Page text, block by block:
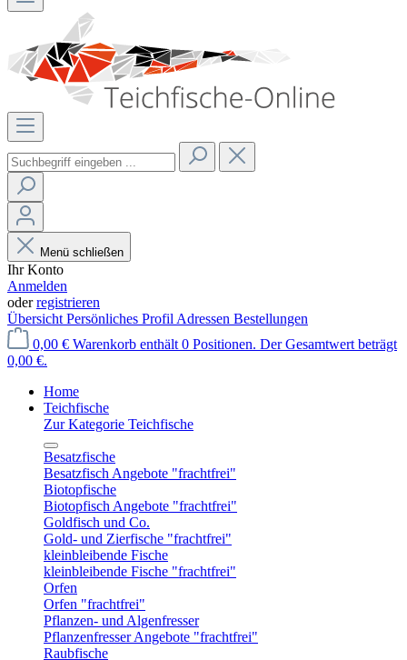
Menü schließen
Ihr Konto
Anmelden
oderregistrieren
Übersicht Persönliches Profil Adressen Bestellungen
0,00 € Warenkorb enthält 0 Positionen. Der Gesamtwert beträgt
0,00 €.
Home
Teichfische
Zur Kategorie Teichfische
Besatzfische
Besatzfisch Angebote "frachtfrei"
Biotopfische
Biotopfisch Angebote "frachtfrei"
Goldfisch und Co.
Gold- und Zierfische "frachtfrei"
kleinbleibende Fische
kleinbleibende Fische "frachtfrei"
Orfen
Orfen "frachtfrei"
Pflanzen- und Algenfresser
Pflanzenfresser Angebote "frachtfrei"
Raubfische